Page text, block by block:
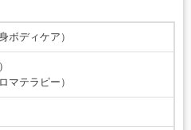
ボディケア）
マテラピー）